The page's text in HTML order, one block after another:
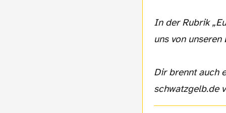
In der Rubrik
uns von
Dir brennt auch
schwatzgelb.de